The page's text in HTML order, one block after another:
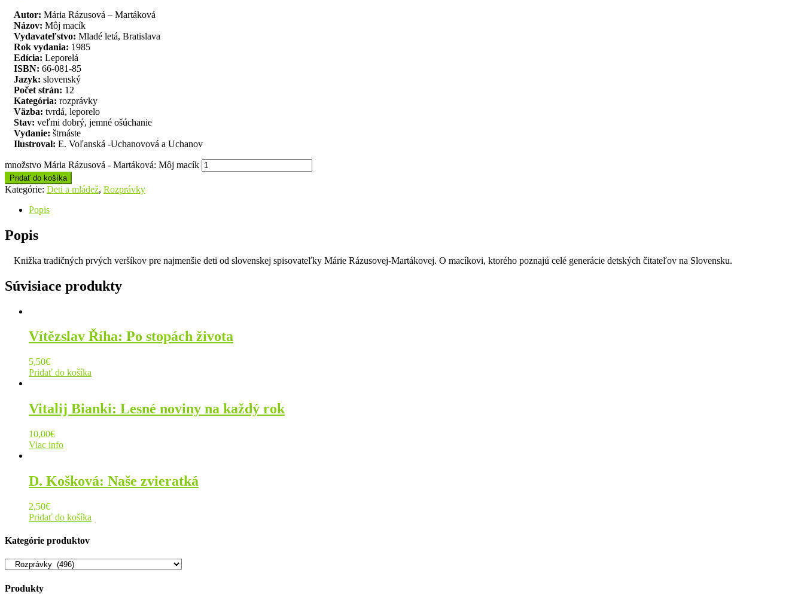
Autor: Mária Rázusová – Martáková
Názov: Môj macík
Vydavateľstvo: Mladé letá, Bratislava
Rok vydania: 1985
Edícia: Leporelá
ISBN: 66-081-85
Jazyk: slovenský
Počet strán: 12
Kategória: rozprávky
Väzba: tvrdá, leporelo
Stav: veľmi dobrý, jemné ošúchanie
Vydanie: štrnáste
Ilustroval: E. Voľanská -Uchanovová a Uchanov
množstvo Mária Rázusová - Martáková: Môj macík
Pridať do košíka
Kategórie: Deti a mládež, Rozprávky
Popis
Popis
Knižka tradičných prvých veršíkov pre najmenšie deti od slovenskej spisovateľky Márie Rázusovej-Martákovej. O macíkovi, ktorého poznajú celé generácie detských čitateľov na Slovensku.
Súvisiace produkty
Vítězslav Říha: Po stopách života
5,50€
Pridať do košíka
Vitalij Bianki: Lesné noviny na každý rok
10,00€
Viac info
D. Košková: Naše zvieratká
2,50€
Pridať do košíka
Kategórie produktov
Produkty